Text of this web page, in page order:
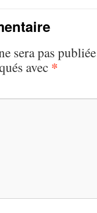
sera pas
avec *